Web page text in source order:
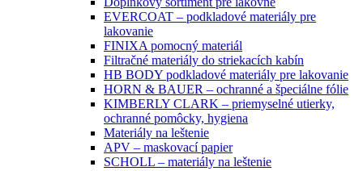
EVERCOAT – podkladové materiály pre
lakovanie
FINIXA pomocný materiál
Filtračné materiály do striekacích kabín
HB BODY podkladové materiály pre lakovanie
HORN & BAUER – ochranné a špeciálne fólie
KIMBERLY CLARK – priemyselné utierky,
ochranné pomôcky, hygiena
Materiály na leštenie
APV – maskovací papier
SCHOLL – materiály na leštenie